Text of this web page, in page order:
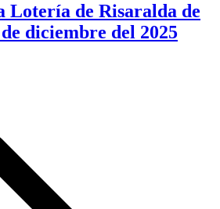
Lotería de Risaralda de
diciembre del 2025